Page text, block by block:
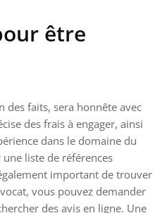
être
des faits, sera honnête avec
des frais à engager, ainsi
dans le domaine du
liste de références
important de trouver
vous pouvez demander
des avis en ligne. Une